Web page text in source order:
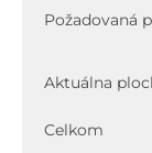
Požadovaná
Aktuálna
Celkom
Ecoceramic
60x60